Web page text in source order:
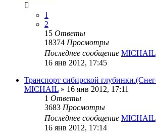
1
2
15 Ответы
18374 Просмотры
Последнее сообщение MICHAIL
16 янв 2012, 17:45
Транспорт сибирской
MICHAIL » 16 янв 2012, 17:11
1 Ответы
3683 Просмотры
Последнее сообщение MICHAIL
16 янв 2012, 17:14